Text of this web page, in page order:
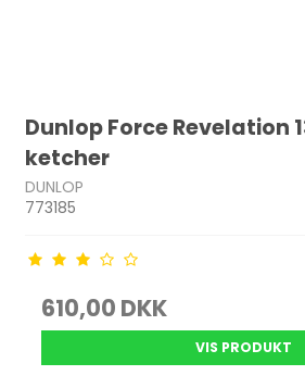
Dunlop Force Revelation
ketcher
DUNLOP
773185
610,00 DKK
VIS PRODUKT